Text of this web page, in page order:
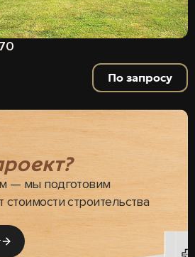
По запросу
— мы подготовим
строительства